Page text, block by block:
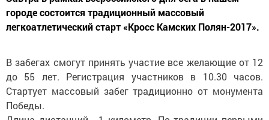
городе состоится традиционный массовый
легкоатлетический старт «Кросс Камских Полян-2017».
В забегах смогут принять участие все желающие от 12
до 55 лет. Регистрация участников в 10.30 часов.
Стартует массовый забег традиционно от монумента
Победы.